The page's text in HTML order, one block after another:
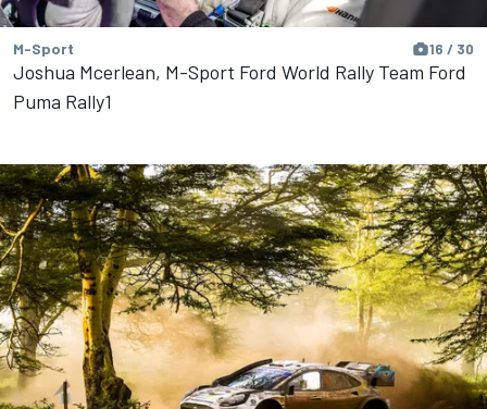
M-Sport 16 / 30
Joshua Mcerlean, M-Sport Ford World Rally Team Ford
Puma Rally1